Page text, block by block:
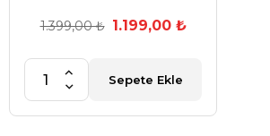
1.399,00 ₺ 1.199,00 ₺
Sepete Ekle